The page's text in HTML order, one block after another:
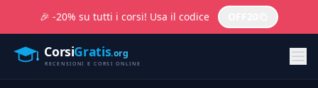
🎉 -20% su tutti i corsi! Usa il codice